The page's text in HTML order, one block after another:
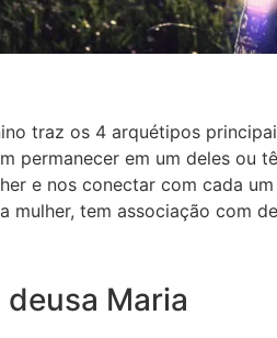
traz os 4 arquétipos
permanecer em um deles ou
e nos conectar com cada
mulher, tem associação com
deusa Maria